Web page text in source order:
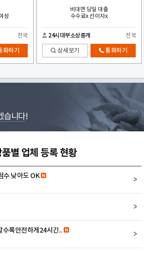
성
전국
화하기
비대면 당일 대출
수수료x 선이자x
24시대부소상중개 전국
상세보기 통화하기
습니다!
품별 업체 등록 현황
수 낮아도 OK
수록안전하게24시긴..